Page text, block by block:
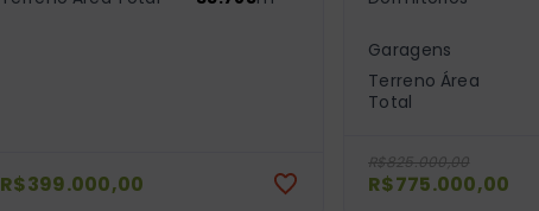
R$399.000,00
Garagens
Terreno Área
Total
R$825.000,00
R$775.000,00